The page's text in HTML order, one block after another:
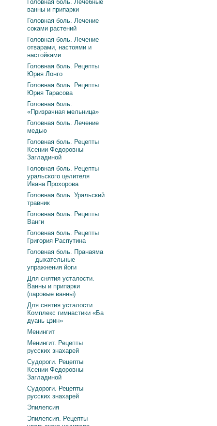
Головная боль. Лечебные
ванны и припарки
Головная боль. Лечение
соками растений
Головная боль. Лечение
отварами, настоями и
настойками
Головная боль. Рецепты
Юрия Лонго
Головная боль. Рецепты
Юрия Тарасова
Головная боль.
«Призрачная мельница»
Головная боль. Лечение
медью
Головная боль. Рецепты
Ксении Федоровны
Загладиной
Головная боль. Рецепты
уральского целителя
Ивана Прохорова
Головная боль. Уральский
травник
Головная боль. Рецепты
Ванги
Головная боль. Рецепты
Григория Распутина
Головная боль. Пранаяма
— дыхательные
упражнения йоги
Для снятия усталости.
Ванны и припарки
(паровые ванны)
Для снятия усталости.
Комплекс гимнастики «Ба
дуань цзин»
Менингит
Менингит. Рецепты
русских знахарей
Судороги. Рецепты
Ксении Федоровны
Загладиной
Судороги. Рецепты
русских знахарей
Эпилепсия
Эпилепсия. Рецепты